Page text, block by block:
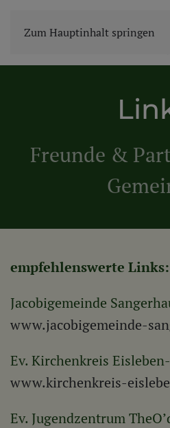
Zum Hauptinhalt springen
Freunde &
empfehlenswerte Links:
Jacobigemeinde
www.jacobigemeinde-
Ev. Kirchenkreis
www.kirchenkreis-
Ev. Jugendzentrum